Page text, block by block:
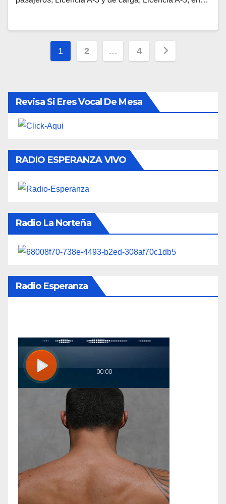
Paginación
entradas
1 2 … 4
Revisa Si Eres Vocal De Mesa
RADIO ESPERANZA VIVO
Radio La Norteña
Radio Esperanza